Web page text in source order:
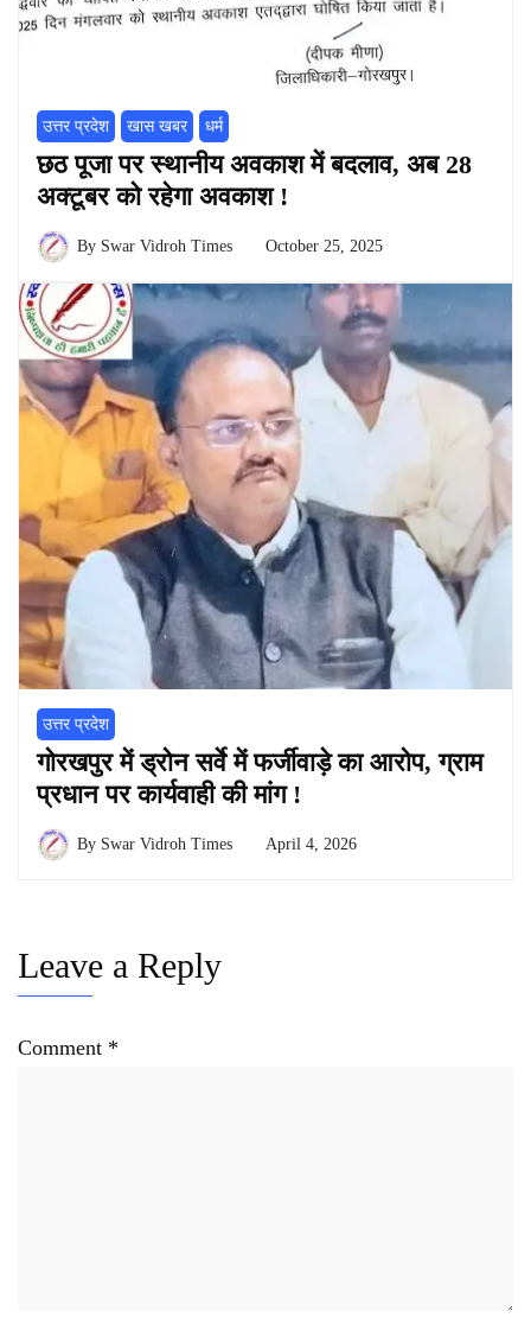
उत्तर प्रदेश खास खबर धर्म
छठ पूजा पर स्थानीय अवकाश में बदलाव, अब 28
अक्टूबर को रहेगा अवकाश !
By Swar Vidroh Times October 25, 2025
उत्तर प्रदेश
गोरखपुर में ड्रोन सर्वे में फर्जीवाड़े का आरोप, ग्राम
प्रधान पर कार्यवाही की मांग !
By Swar Vidroh Times April 4, 2026
Leave a Reply
Comment *